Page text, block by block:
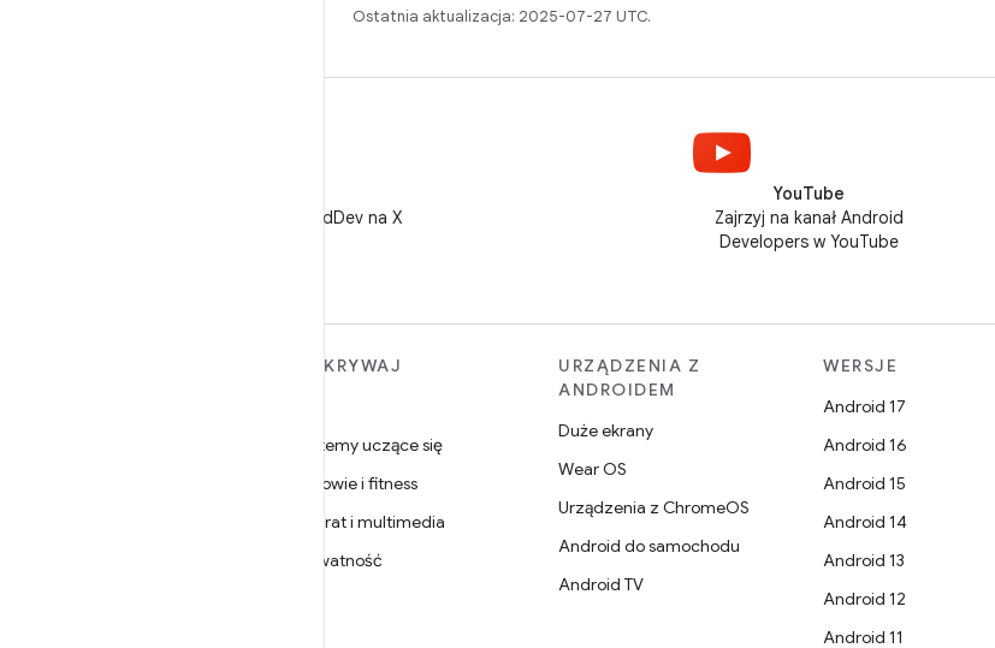
Ostatnia aktualizacja: 2025-07-27 UTC.
Obserwuj @AndroidDev na X
YouTube
Zajrzyj na kanał Android
Developers w YouTube
ODKRYWAJ
Systemy uczące się
Zdrowie i fitness
Aparat i multimedia
Prywatność
URZĄDZENIA Z
ANDROIDEM
Duże ekrany
Wear OS
Urządzenia z ChromeOS
Android do samochodu
Android TV
WERSJE
Android 17
Android 16
Android 15
Android 14
Android 13
Android 12
Android 11